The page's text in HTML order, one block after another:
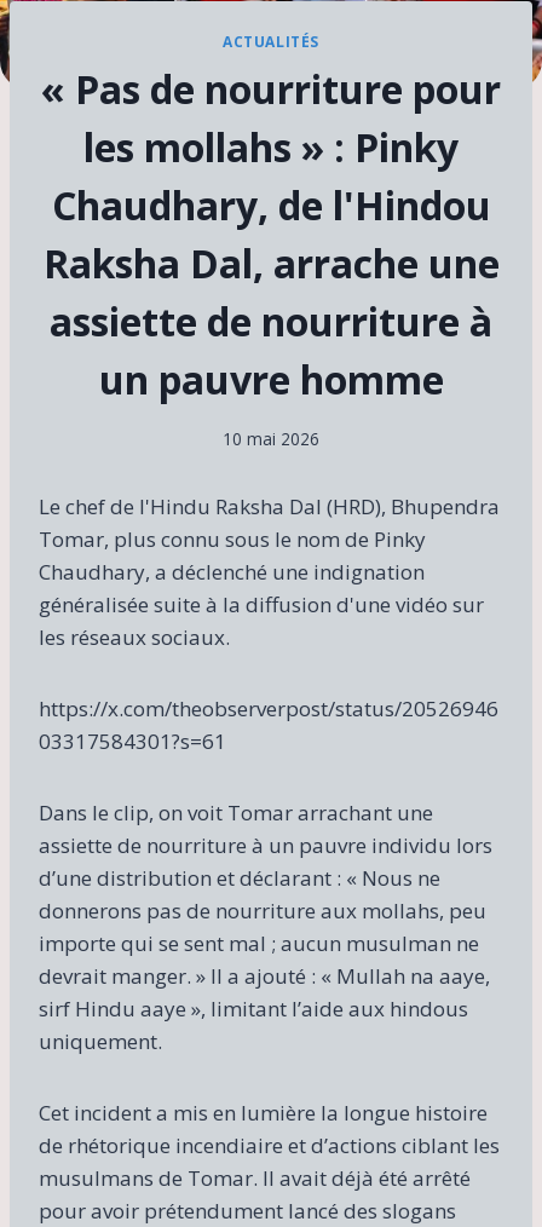
ACTUALITÉS
« Pas de nourriture pour
les mollahs » : Pinky
Chaudhary, de l'Hindou
Raksha Dal, arrache une
assiette de nourriture à
un pauvre homme
10 mai 2026
Le chef de l'Hindu Raksha Dal (HRD), Bhupendra
Tomar, plus connu sous le nom de Pinky
Chaudhary, a déclenché une indignation
généralisée suite à la diffusion d'une vidéo sur
les réseaux sociaux.
https://x.com/theobserverpost/status/20526946
03317584301?s=61
Dans le clip, on voit Tomar arrachant une
assiette de nourriture à un pauvre individu lors
d’une distribution et déclarant : « Nous ne
donnerons pas de nourriture aux mollahs, peu
importe qui se sent mal ; aucun musulman ne
devrait manger. » Il a ajouté : « Mullah na aaye,
sirf Hindu aaye », limitant l’aide aux hindous
uniquement.
Cet incident a mis en lumière la longue histoire
de rhétorique incendiaire et d’actions ciblant les
musulmans de Tomar. Il avait déjà été arrêté
pour avoir prétendument lancé des slogans